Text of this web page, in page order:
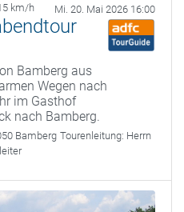
km/h Mi. 20. Mai 2026 16:00
Bamberg aus
Wegen nach
im Gasthof
nach Bamberg.
Bamberg Tourenleitung: Herrn